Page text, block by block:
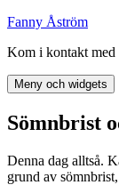
Hoppa
innehåll
Fanny Åström
Kom i kontakt med
Meny och widgets
Sömnbrist
Denna dag alltså.
grund av